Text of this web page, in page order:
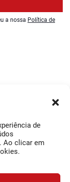
de
Ao clicar em
a nossa Política de
Bairrada